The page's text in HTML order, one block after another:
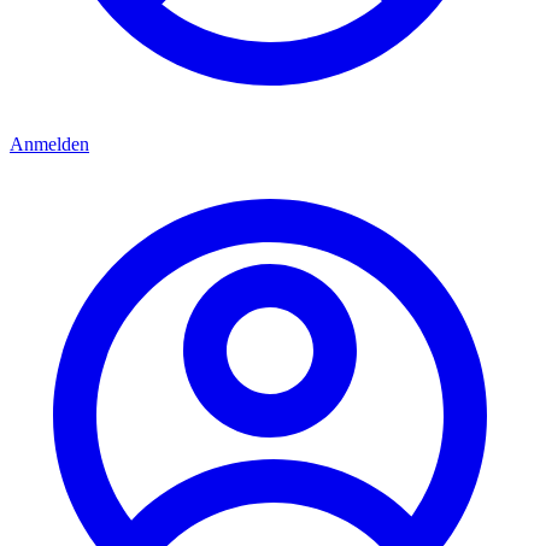
Anmelden